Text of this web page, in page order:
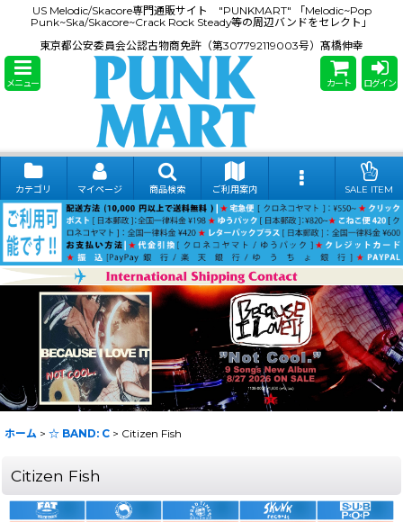
US Melodic/Skacore専門通販サイト "PUNKMART" 「Melodic~Pop
Punk~Ska/Skacore~Crack Rock Steady等の周辺バンドをセレクト」
東京都公安委員会公認古物商免許（第307792119003号）髙橋伸幸
メニュー カート ログイン
カテゴリ マイページ 商品検索 ご利用案内 SALE ITEM
ホーム > ☆ BAND: C > Citizen Fish
Citizen Fish